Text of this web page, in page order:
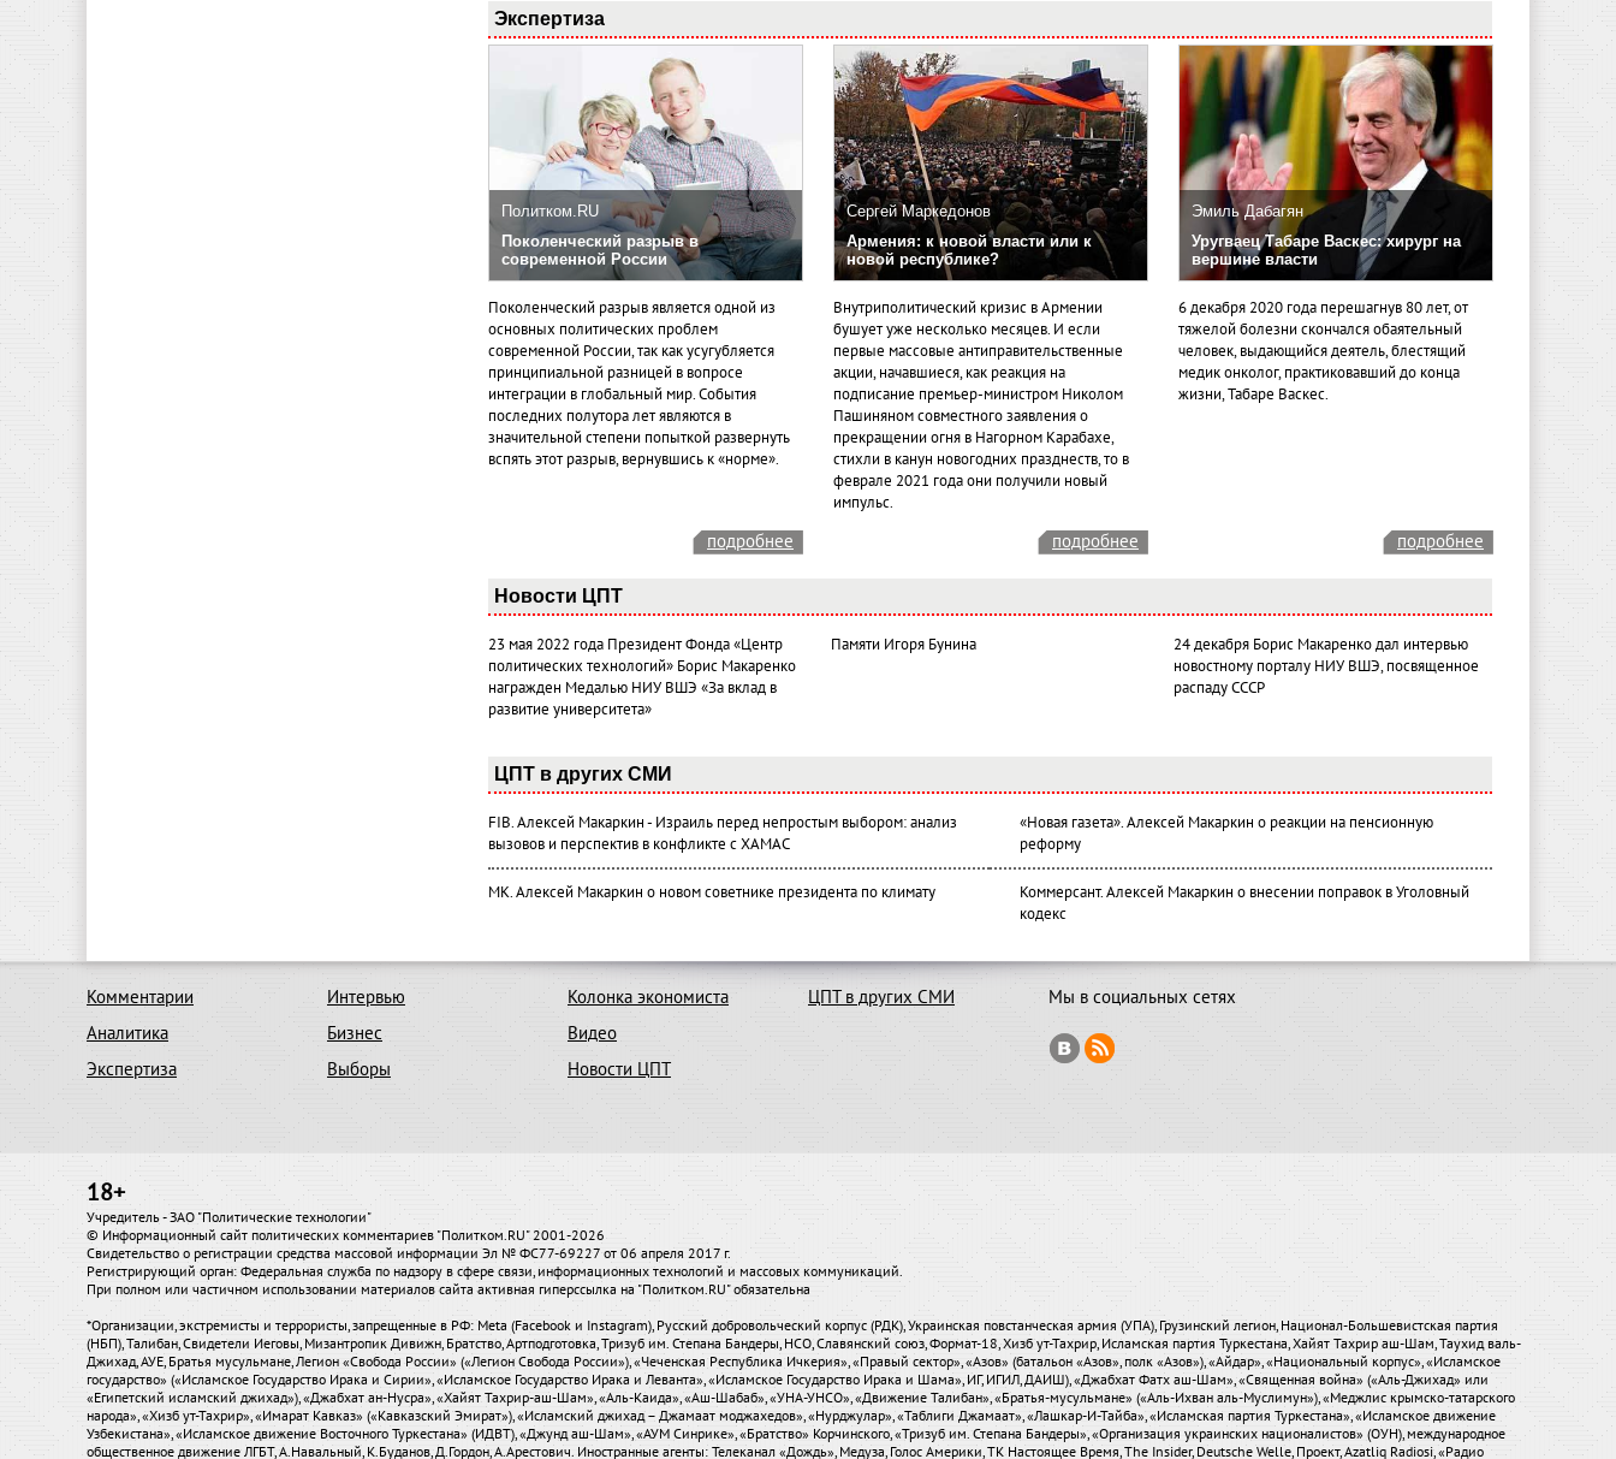
Экспертиза
Политком.RU
Поколенческий разрыв в
современной России
Поколенческий разрыв является одной из
основных политических проблем
современной России, так как усугубляется
принципиальной разницей в вопросе
интеграции в глобальный мир. События
последних полутора лет являются в
значительной степени попыткой развернуть
вспять этот разрыв, вернувшись к «норме».
Сергей Маркедонов
Армения: к новой власти или к
новой республике?
Внутриполитический кризис в Армении
бушует уже несколько месяцев. И если
первые массовые антиправительственные
акции, начавшиеся, как реакция на
подписание премьер-министром Николом
Пашиняном совместного заявления о
прекращении огня в Нагорном Карабахе,
стихли в канун новогодних празднеств, то в
феврале 2021 года они получили новый
импульс.
Эмиль Дабагян
Уругваец Табаре Васкес: хирург на
вершине власти
6 декабря 2020 года перешагнув 80 лет, от
тяжелой болезни скончался обаятельный
человек, выдающийся деятель, блестящий
медик онколог, практиковавший до конца
жизни, Табаре Васкес.
подробнее подробнее подробнее
Новости ЦПТ
23 мая 2022 года Президент Фонда «Центр
политических технологий» Борис Макаренко
награжден Медалью НИУ ВШЭ «За вклад в
развитие университета»
Памяти Игоря Бунина
24 декабря Борис Макаренко дал интервью
новостному порталу НИУ ВШЭ, посвященное
распаду СССР
ЦПТ в других СМИ
FIB. Алексей Макаркин - Израиль перед непростым выбором: анализ
вызовов и перспектив в конфликте с ХАМАС
«Новая газета». Алексей Макаркин о реакции на пенсионную
реформу
МК. Алексей Макаркин о новом советнике президента по климату
Коммерсант. Алексей Макаркин о внесении поправок в Уголовный
кодекс
Комментарии
Аналитика
Экспертиза
Интервью
Бизнес
Выборы
Колонка экономиста
Видео
Новости ЦПТ
ЦПТ в других СМИ Мы в социальных сетях
18+
Учредитель - ЗАО "Политические технологии"
© Информационный сайт политических комментариев "Политком.RU" 2001-2026
Свидетельство о регистрации средства массовой информации Эл № ФС77-69227 от 06 апреля 2017 г.
Регистрирующий орган: Федеральная служба по надзору в сфере связи, информационных технологий и массовых коммуникаций.
При полном или частичном использовании материалов сайта активная гиперссылка на "Политком.RU" обязательна
*Организации, экстремисты и террористы, запрещенные в РФ: Meta (Facebook и Instagram), Русский добровольческий корпус (РДК), Украинская повстанческая армия (УПА), Грузинский легион, Национал-Большевистская партия
(НБП), Талибан, Свидетели Иеговы, Мизантропик Дивижн, Братство, Артподготовка, Тризуб им. Степана Бандеры, НСО, Славянский союз, Формат-18, Хизб ут-Тахрир, Исламская партия Туркестана, Хайят Тахрир аш-Шам, Таухид валь-
Джихад, АУЕ, Братья мусульмане, Легион «Свобода России» («Легион Свобода России»), «Чеченская Республика Ичкерия», «Правый сектор», «Азов» (батальон «Азов», полк «Азов»), «Айдар», «Национальный корпус», «Исламское
государство» («Исламское Государство Ирака и Сирии», «Исламское Государство Ирака и Леванта», «Исламское Государство Ирака и Шама», ИГ, ИГИЛ, ДАИШ), «Джабхат Фатх аш-Шам», «Священная война» («Аль-Джихад» или
«Египетский исламский джихад»), «Джабхат ан-Нусра», «Хайят Тахрир-аш-Шам», «Аль-Каида», «Аш-Шабаб», «УНА-УНСО», «Движение Талибан», «Братья-мусульмане» («Аль-Ихван аль-Муслимун»), «Меджлис крымско-татарского
народа», «Хизб ут-Тахрир», «Имарат Кавказ» («Кавказский Эмират»), «Исламский джихад – Джамаат моджахедов», «Нурджулар», «Таблиги Джамаат», «Лашкар-И-Тайба», «Исламская партия Туркестана», «Исламское движение
Узбекистана», «Исламское движение Восточного Туркестана» (ИДВТ), «Джунд аш-Шам», «АУМ Синрике», «Братство» Корчинского, «Тризуб им. Степана Бандеры», «Организация украинских националистов» (ОУН), международное
общественное движение ЛГБТ, А.Навальный, К.Буданов, Д.Гордон, А.Арестович. Иностранные агенты: Телеканал «Дождь», Медуза, Голос Америки, ТК Настоящее Время, The Insider, Deutsche Welle, Проект, Azatliq Radiosi, «Радио